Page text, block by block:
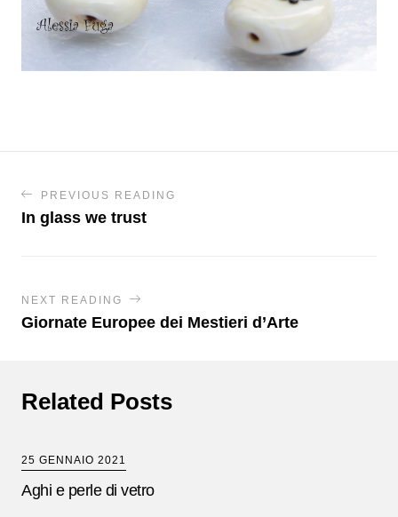
PREVIOUS READING
In glass we trust
NEXT READING
Giornate Europee dei Mestieri d’Arte
Related Posts
25 GENNAIO 2021
Aghi e perle di vetro